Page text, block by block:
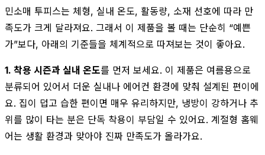
민소매 투피스는 체형, 실내 온도, 활동량, 소재 선호에 따라 만
족도가 크게 달라져요. 그래서 이 제품을 볼 때는 단순히 “예쁜
가”보다, 아래의 기준들을 체계적으로 따져보는 것이 좋아요.
1. 착용 시즌과 실내 온도를 먼저 보세요. 이 제품은 여름용으로
분류되어 있어서 더운 실내나 에어컨 환경에 맞춰 설계된 편이에
요. 집이 덥고 습한 편이면 매우 유리하지만, 냉방이 강하거나 추
위를 많이 타는 분은 단독 착용이 부담일 수 있어요. 계절형 홈웨
어는 생활 환경과 맞아야 진짜 만족도가 올라가요.